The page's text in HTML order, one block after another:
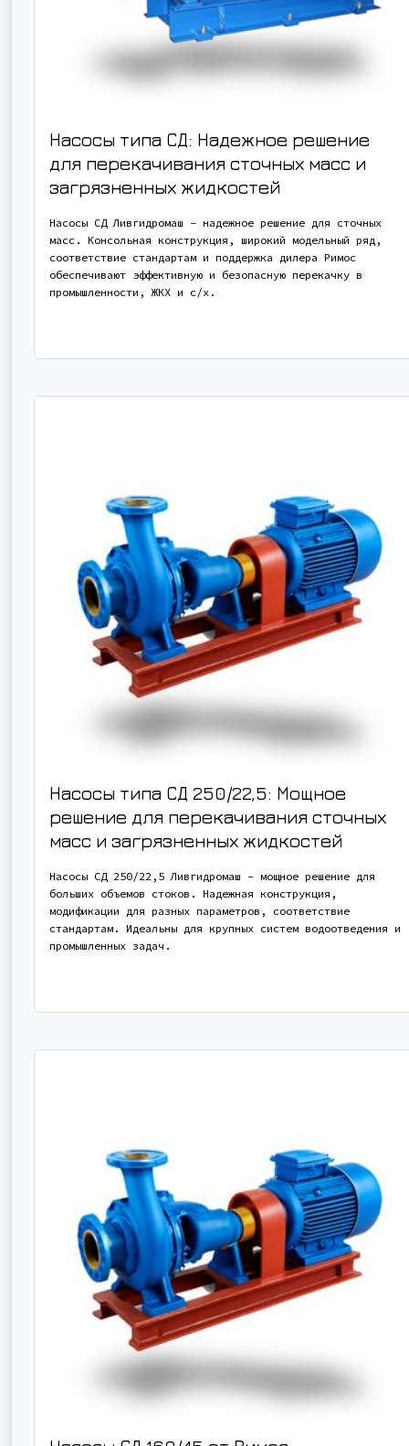
Насосы типа СД: Надежное решение
для перекачивания сточных масс и
загрязненных жидкостей
Насосы СД Ливгидромаш – надежное решение для сточных
масс. Консольная конструкция, широкий модельный ряд,
соответствие стандартам и поддержка дилера Римос
обеспечивают эффективную и безопасную перекачку в
промышленности, ЖКХ и с/х.
Насосы типа СД 250/22,5: Мощное
решение для перекачивания сточных
масс и загрязненных жидкостей
Насосы СД 250/22,5 Ливгидромаш – мощное решение для
больших объемов стоков. Надежная конструкция,
модификации для разных параметров, соответствие
стандартам. Идеальны для крупных систем водоотведения и
промышленных задач.